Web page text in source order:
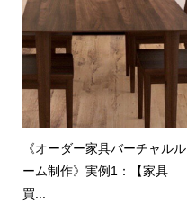
《オーダー家具バーチャルル
ーム制作》実例1：【家具
買...